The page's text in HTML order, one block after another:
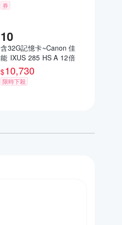
券
含32G記憶卡~Canon 佳
能 IXUS 285 HS A 12倍
變焦 數位相機(285HS,
公司貨)
$10,730
限時下殺